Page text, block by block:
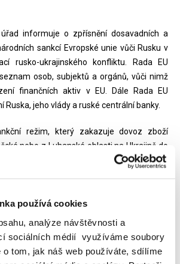
používá cookies
analýze návštěvnosti a
sociálních médií využíváme soubory
o tom, jak náš web používáte, sdílíme
úřad informuje o zpřísnění dosavadních a
sankcí Evropské unie vůči Rusku v
rusko-ukrajinského konfliktu. Rada EU
osob, subjektů a orgánů, vůči nimž
finančních aktiv v EU. Dále Rada EU
Ruska, jeho vlády a ruské centrální banky.
režim, který zakazuje dovoz zboží
nebo z Luhanské oblasti na Ukrajině do
tím souvisejícího financování. Dále se
a poskytovat s těmito činnostmi
se zakazují do Doněcké a Luhanské
nebo technologií z odvětví dopravy,
a průzkumu a těžby ropy, zemního